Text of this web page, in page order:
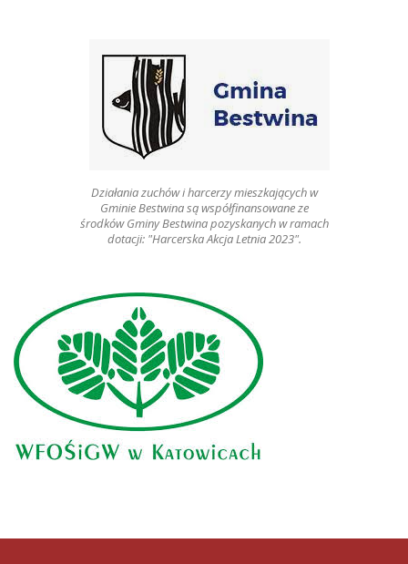
Działania zuchów i harcerzy mieszkających w
Gminie Bestwina są współfinansowane ze
środków Gminy Bestwina pozyskanych w ramach
dotacji: "Harcerska Akcja Letnia 2023".